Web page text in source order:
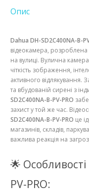
Опис
Dahua DH-SD2C400NA-B-
відеокамера,
на вулиці. Вулична
чіткість зображення,
активного відлякування.
та вбудованій сирені з
SD2C400NA-B-PV-PRO
захист у той же час.
SD2C400NA-B-PV-PRO це
магазинів, складів,
важлива реакція на
🌟
PV-PRO: